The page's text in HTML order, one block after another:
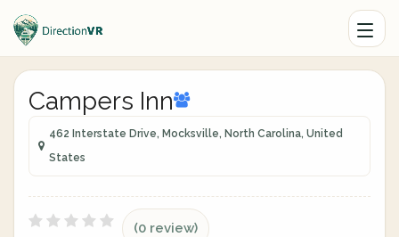
Campers Inn
462 Interstate Drive, Mocksville, North Carolina, United
States
(0 review)